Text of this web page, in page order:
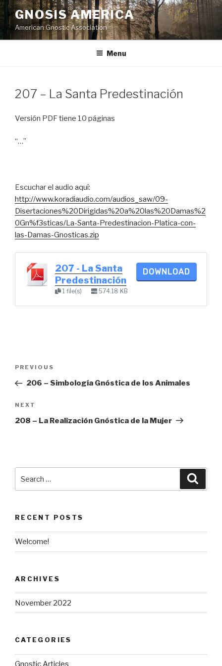
Skip
to
content
GNOSIS AMERICA
American Gnostic Association
Menu
207 – La Santa Predestinación
Versión PDF tiene 10 páginas
“…”
Escuchar el audio aquí:
http://www.koradiaudio.com/audios_saw/09-
Disertaciones%20Dirigidas%20a%20las%20Damas%2
0Gn%f3sticas/La-Santa-Predestinacion-Platica-con-
las-Damas-Gnosticas.zip
207 - La Santa
Predestinación
1 file(s) 574.18 KB
DOWNLOAD
Previous
Post
PREVIOUS
206 – Simbología Gnóstica de los Animales
Next
Post
NEXT
208 – La Realización Gnóstica de la Mujer
for:
RECENT POSTS
Welcome!
ARCHIVES
November 2022
CATEGORIES
Gnostic Articles